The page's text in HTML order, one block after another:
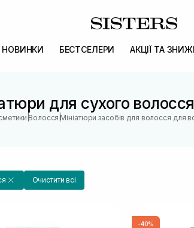
НОВИНКИ БЕСТСЕЛЕРИ АКЦІЇ ТА
для сухого
|Волосся |Мініатюри засобів для волосся для
Очистити всі
-40%